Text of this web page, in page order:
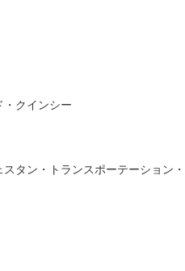
・クインシー
タン・トランスポーテーション